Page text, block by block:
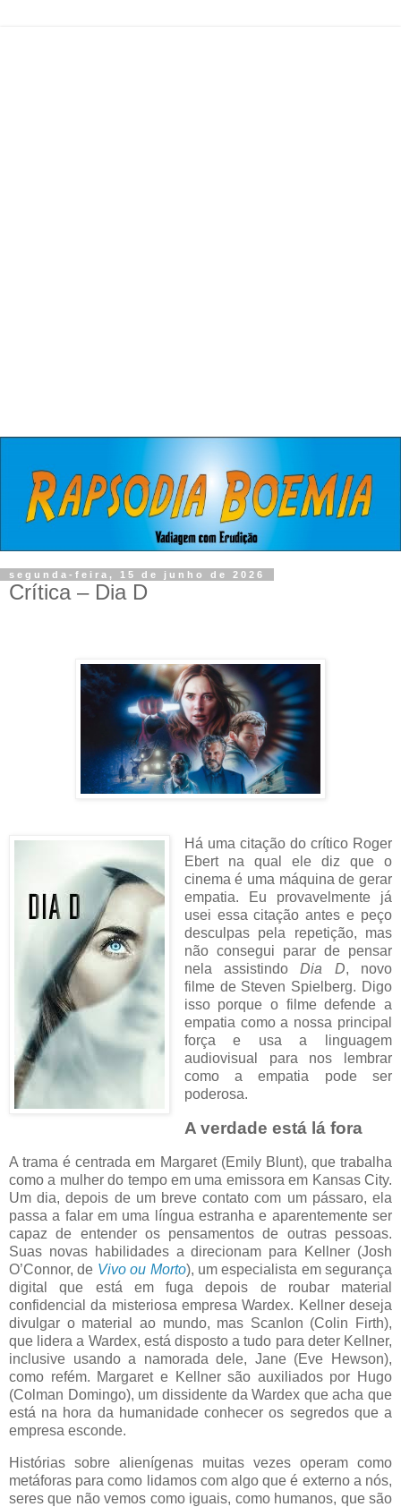
segunda-feira, 15 de junho de 2026
Crítica – Dia D
Há uma citação do crítico Roger
Ebert na qual ele diz que o
cinema é uma máquina de gerar
empatia. Eu provavelmente já
usei essa citação antes e peço
desculpas pela repetição, mas
não consegui parar de pensar
nela assistindoDia D, novo
filme de Steven Spielberg. Digo
isso porque o filme defende a
empatia como a nossa principal
força e usa a linguagem
audiovisual para nos lembrar
como a empatia pode ser
poderosa.
A verdade está lá fora
A trama é centrada em Margaret (Emily Blunt), que trabalha
como a mulher do tempo em uma emissora em Kansas City.
Um dia, depois de um breve contato com um pássaro, ela
passa a falar em uma língua estranha e aparentemente ser
capaz de entender os pensamentos de outras pessoas.
Suas novas habilidades a direcionam para Kellner (Josh
O’Connor, de Vivo ou Morto), um especialista em segurança
digital que está em fuga depois de roubar material
confidencial da misteriosa empresa Wardex. Kellner deseja
divulgar o material ao mundo, mas Scanlon (Colin Firth),
que lidera a Wardex, está disposto a tudo para deter Kellner,
inclusive usando a namorada dele, Jane (Eve Hewson),
como refém. Margaret e Kellner são auxiliados por Hugo
(Colman Domingo), um dissidente da Wardex que acha que
está na hora da humanidade conhecer os segredos que a
empresa esconde.
Histórias sobre alienígenas muitas vezes operam como
metáforas para como lidamos com algo que é externo a nós,
seres que não vemos como iguais, como humanos, que são